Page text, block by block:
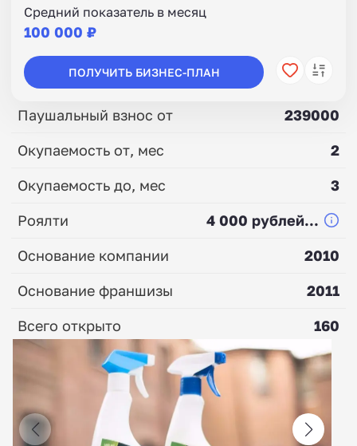
Средний показатель в месяц
100 000 ₽
ПОЛУЧИТЬ БИЗНЕС-ПЛАН
Паушальный взнос от
239000
Окупаемость от, мес
2
Окупаемость до, мес
3
Роялти
4 000 рублей...
Основание компании
2010
Основание франшизы
2011
Всего открыто
160